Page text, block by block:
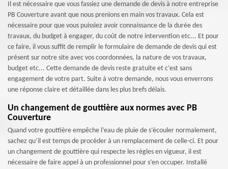
Il est nécessaire que vous fassiez une demande de devis à notre entreprise
PB Couverture avant que nous prenions en main vos travaux. Cela est
nécessaire pour que vous puissiez avoir connaissance de la durée des
travaux, du budget à engager, du coût de notre intervention etc... Et pour
ce faire, il vous suffit de remplir le formulaire de demande de devis qui est
présent sur notre site avec vos coordonnées, la nature de vos travaux,
budget etc... Cette demande de devis reste gratuite et c’est sans
engagement de votre part. Suite à votre demande, nous vous enverrons
une réponse claire et détaillée dans les plus brefs délais.
Un changement de gouttière aux normes avec PB
Couverture
Quand votre gouttière empêche l’eau de pluie de s’écouler normalement,
sachez qu’il est temps de procéder à un remplacement de celle-ci. Et pour
un changement de gouttière qui respecte les règles en vigueur, il est
nécessaire de faire appel à un professionnel pour s’en occuper. Installé